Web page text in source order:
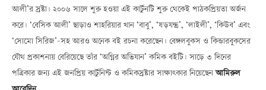
আলী’র স্রষ্টা। ২০০৬ সালে শুরু হওয়া এই কার্টুনটি শুরু থেকেই পাঠকপ্রিয়তা অর্জন
করে। ‘বেসিক আলী’ ছাড়াও শাহরিয়ার খান ‘বাবু’, ‘ষড়যন্ত্র’, ‘লাইলী’, ‘কিউব’ এবং
‘সোমো সিরিজ’-সহ আরও অনেক বই রচনা করেছেন। বেঙ্গলবুকস ও কিন্ডারবুকসের
যৌথ প্রকাশনায় বেরিয়েছে তাঁর ‘অগ্নির অভিযান’ কমিক বইটি। সাড়ে ৩ দিনের
পত্রিকার জন্য এই জনপ্রিয় কার্টুনিস্ট ও কমিকস্রষ্টার সাক্ষাৎকার নিয়েছেনআমিরুল